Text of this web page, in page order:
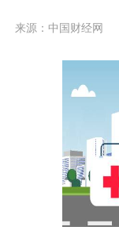
来源：中国财经网